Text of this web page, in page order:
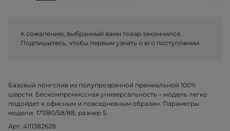
К сожалению, выбранный вами товар закончился.
Подпишитесь, чтобы первым узнать о его поступлении.
Базовый лонгслив из полупрозрачной премиальной 100%
шерсти. Бескомпромиссная универсальность – модель легко
подойдет к офисным и повседневным образам. Параметры
модели: 177/80/58/88, размер S.
Арт. 4111382628